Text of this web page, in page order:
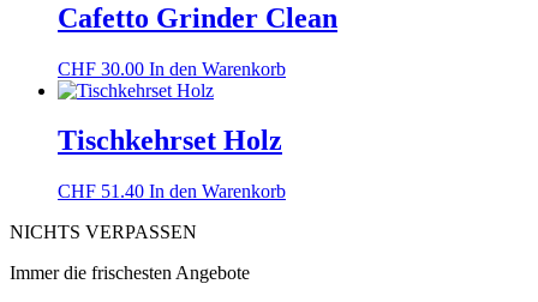
Cafetto Grinder Clean
CHF 30.00 In den Warenkorb
Tischkehrset Holz
CHF 51.40 In den Warenkorb
NICHTS VERPASSEN
Immer die frischesten Angebote